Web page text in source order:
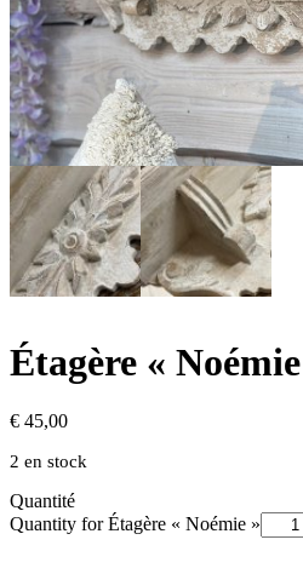
Étagère «
€ 45,00
2 en stock
Quantité
Quantity for Étagère « Noémie »